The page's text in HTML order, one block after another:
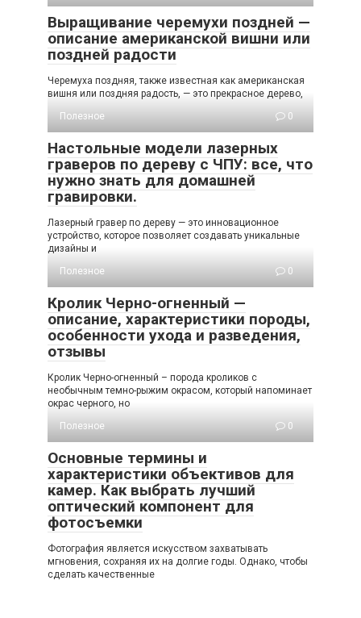
Выращивание черемухи поздней —
описание американской вишни или
поздней радости
Черемуха поздняя, также известная как американская
вишня или поздняя радость, — это прекрасное дерево,
Полезное
0
Настольные модели лазерных
граверов по дереву с ЧПУ: все, что
нужно знать для домашней
гравировки.
Лазерный гравер по дереву — это инновационное
устройство, которое позволяет создавать уникальные
дизайны и
Полезное
0
Кролик Черно-огненный —
описание, характеристики породы,
особенности ухода и разведения,
отзывы
Кролик Черно-огненный – порода кроликов с
необычным темно-рыжим окрасом, который напоминает
окрас черного, но
Полезное
0
Основные термины и
характеристики объективов для
камер. Как выбрать лучший
оптический компонент для
фотосъемки
Фотография является искусством захватывать
мгновения, сохраняя их на долгие годы. Однако, чтобы
сделать качественные